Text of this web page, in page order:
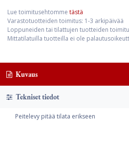
Lue toimitusehtomme tästä
Varastotuotteiden toimitus: 1-3 arkipäivää
Loppuneiden tai tilattujen tuotteiden
Mittatilatuilla tuotteilla ei ole
Kuvaus
Tekniset tiedot
Peitelevy pitää tilata erikseen